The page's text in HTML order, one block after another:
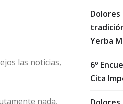
las noticias,
nada,
Yerba
6º
Cita